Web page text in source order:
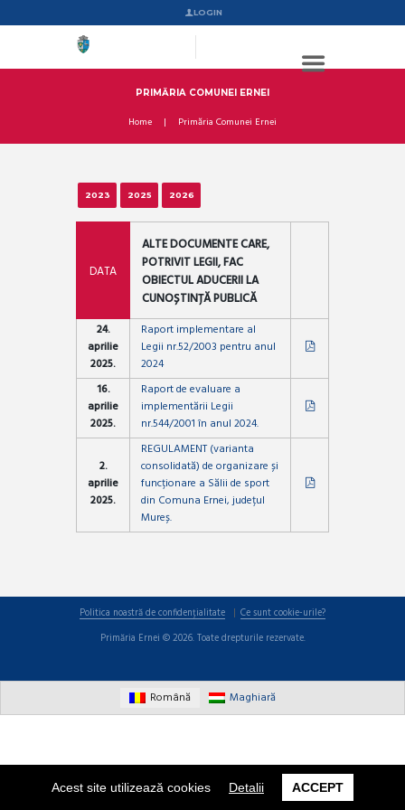
Acest site utilizează cookies Detalii ACCEPT
LOGIN
PRIMĂRIA COMUNEI ERNEI
Home Primăria Comunei Ernei
2023 2025 2026
DATA
ALTE DOCUMENTE CARE,
POTRIVIT LEGII, FAC
OBIECTUL ADUCERII LA
CUNOȘTINȚĂ PUBLICĂ
24.
aprilie
2025.
Raport implementare al
Legii nr.52/2003 pentru anul
2024
16.
aprilie
2025.
Raport de evaluare a
implementării Legii
nr.544/2001 în anul 2024.
2.
aprilie
2025.
REGULAMENT (varianta
consolidată) de organizare și
funcționare a Sălii de sport
din Comuna Ernei, județul
Mureș.
Politica noastră de confidențialitate
Ce sunt cookie-urile?
Primăria Ernei © 2026. Toate drepturile rezervate.
Română Maghiară